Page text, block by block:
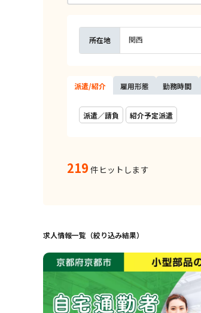
所在地 関西
派遣/紹介 雇用形態 勤務時間
派遣／請負 紹介予定派遣
219 件ヒットします
求人情報一覧（絞り込み結果）